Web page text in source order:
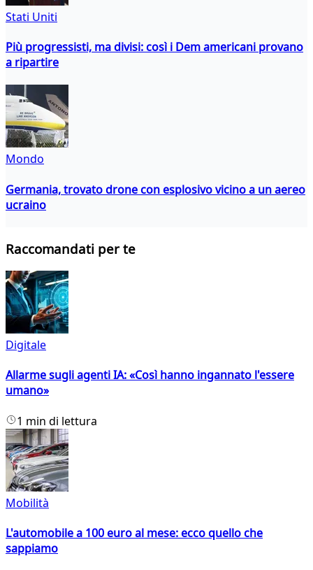
Stati Uniti
Più progressisti, ma divisi: così i Dem americani provano
a ripartire
Mondo
Germania, trovato drone con esplosivo vicino a un aereo
ucraino
Raccomandati per te
Digitale
Allarme sugli agenti IA: «Così hanno ingannato l'essere
umano»
1 min di lettura
Mobilità
L'automobile a 100 euro al mese: ecco quello che
sappiamo